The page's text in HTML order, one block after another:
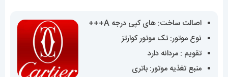
7,589,000 تومان
تا
15,100,000 تومان
اصالت ساخت: های کپی درجه A+++
نوع موتور: تک موتور کوارتز
تقویم : مردانه دارد
منبع تغذیه موتور: باتری